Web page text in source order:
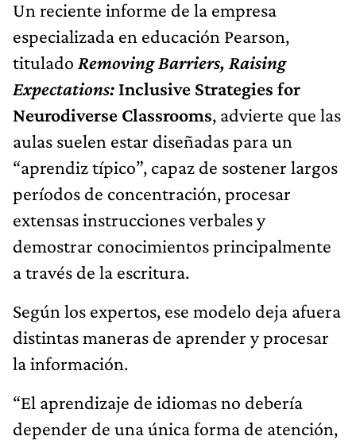
Un reciente informe de la empresa
especializada en educación Pearson,
titulado Removing Barriers, Raising
Expectations: Inclusive Strategies for
Neurodiverse Classrooms, advierte que las
aulas suelen estar diseñadas para un
“aprendiz típico”, capaz de sostener largos
períodos de concentración, procesar
extensas instrucciones verbales y
demostrar conocimientos principalmente
a través de la escritura.
Según los expertos, ese modelo deja afuera
distintas maneras de aprender y procesar
la información.
“El aprendizaje de idiomas no debería
depender de una única forma de atención,